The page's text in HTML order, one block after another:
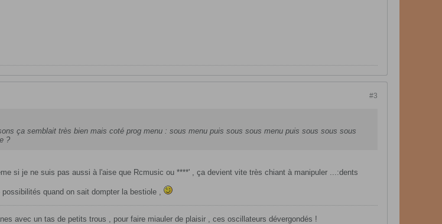
#3
ça semblait très bien mais coté prog menu : sous menu puis sous sous menu puis sous sous sous
?
si je ne suis pas aussi à l'aise que Rcmusic ou ****' , ça devient vite très chiant à manipuler ...:dents
quand on sait dompter la bestiole ,
avec un tas de petits trous , pour faire miauler de plaisir , ces oscillateurs dévergondés !